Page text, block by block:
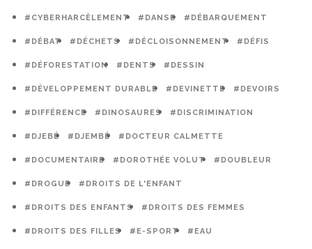
#CYBERHARCÈLEMENT #DANSE #DÉBARQUEMENT
#DÉBAT #DÉCHETS #DÉCLOISONNEMENT #DÉFIS
#DÉFORESTATION #DENTS #DESSIN
#DÉVELOPPEMENT DURABLE #DEVINETTE #DEVOIRS
#DIFFÉRENCE #DINOSAURES #DISCRIMINATION
#DJEBÉ #DJEMBÉ #DOCTEUR CALMETTE
#DOCUMENTAIRE #DOROTHÉE VOLUT #DOUBLEUR
#DROGUE #DROITS DE L'ENFANT
#DROITS DES ENFANTS #DROITS DES FEMMES
#DROITS DES FILLES #E-SPORT #EAU